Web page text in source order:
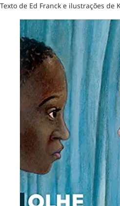
Texto de Ed Franck e ilustrações de